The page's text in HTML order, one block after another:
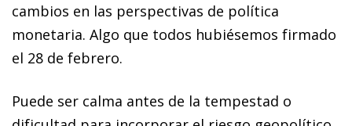
cambios en las perspectivas de política
monetaria. Algo que todos hubiésemos firmado
el 28 de febrero.
Puede ser calma antes de la tempestad o